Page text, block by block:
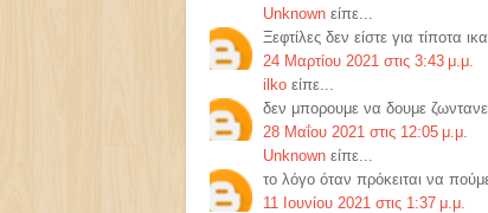
Unknown είπε...
Ξεφτίλες δεν είστε για τίποτα
24 Μαρτίου 2021 στις 3:43 μ.μ.
ilko είπε...
δεν μπορουμε να δουμε
28 Μαΐου 2021 στις 12:05 μ.μ.
Unknown είπε...
το λόγο όταν πρόκειται να
11 Ιουνίου 2021 στις 1:37 μ.μ.